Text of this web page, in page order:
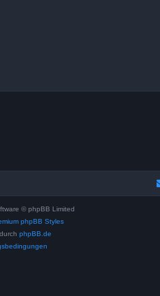
© phpBB Limited
phpBB Styles
phpBB.de